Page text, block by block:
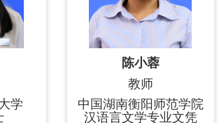
学
陈小蓉
教师
中国湖南衡阳师范学院
汉语言文学专业文凭